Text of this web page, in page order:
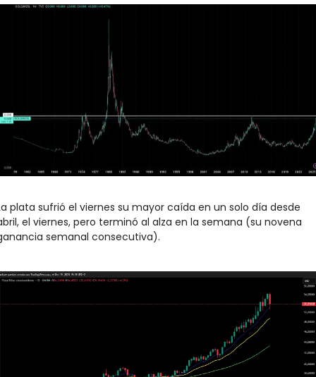
plata sufrió el viernes su mayor caída en un solo día desde
el viernes, pero terminó al alza en la semana (su novena
semanal consecutiva).